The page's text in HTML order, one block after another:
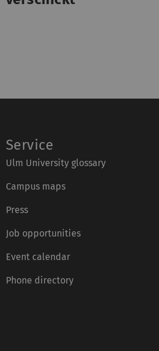
Service
Ulm University glossary
Campus maps
Press
Job opportunities
Event calendar
Phone directory